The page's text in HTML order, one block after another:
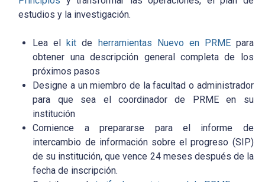
estudios y la investigación.
Lea el kit de herramientas Nuevo en PRMEpara
obtener una descripción general completa de los
próximos pasos
Designe a un miembro de la facultad o administrador
para que sea el coordinador de PRME en su
institución
Comience a prepararse para el informe de
intercambio de información sobre el progreso (SIP)
de su institución, que vence 24 meses después de la
fecha de inscripción.